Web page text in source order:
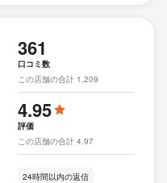
361
口コミ数
この店舗の合計 1,209
4.95
評価
この店舗の合計 4.97
24時間以内の返信